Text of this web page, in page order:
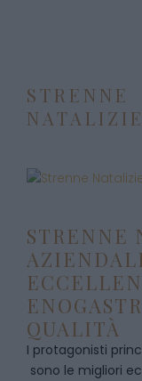
STRENNE
NATALIZIE
STRENNE
QUALITÀ
I protagonisti
sono le migliori